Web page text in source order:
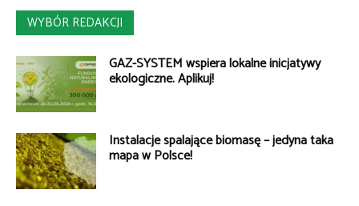
WYBÓR REDAKCJI
GAZ-SYSTEM wspiera lokalne inicjatywy
ekologiczne. Aplikuj!
Instalacje spalające biomasę – jedyna taka
mapa w Polsce!